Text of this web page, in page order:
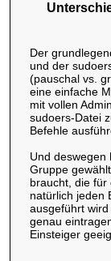
Der
und der
(pauschal vs.
eine einfache
mit vollen
sudoers-Datei
Befehle
Und deswegen
Gruppe
braucht, die für
natürlich jeden
ausgeführt
genau
Einsteiger